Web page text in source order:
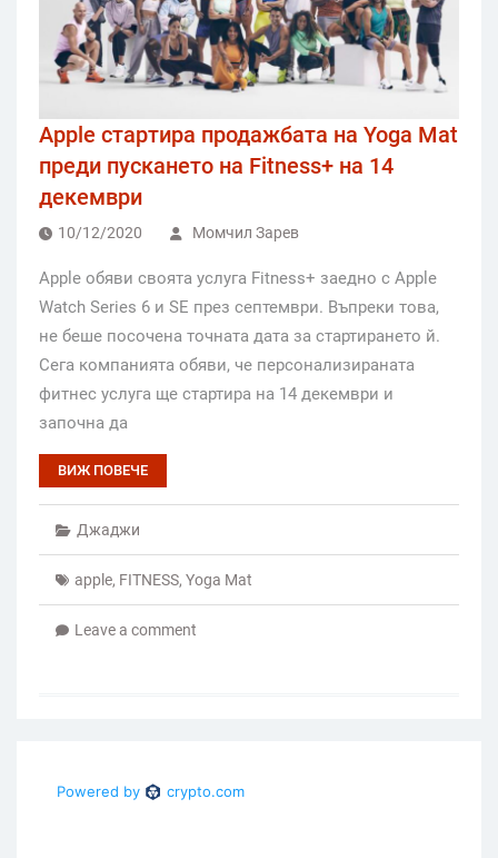
Apple стартира продажбата на Yoga Mat
преди пускането на Fitness+ на 14
декември
10/12/2020 Момчил Зарев
Apple обяви своята услуга Fitness+ заедно с Apple
Watch Series 6 и SE през септември. Въпреки това,
не беше посочена точната дата за стартирането й.
Сега компанията обяви, че персонализираната
фитнес услуга ще стартира на 14 декември и
започна да
ВИЖ ПОВЕЧЕ
Джаджи
apple, FITNESS, Yoga Mat
Leave a comment